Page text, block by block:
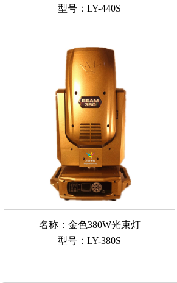
型号：LY-440S
名称：金色380W光束灯
型号：LY-380S